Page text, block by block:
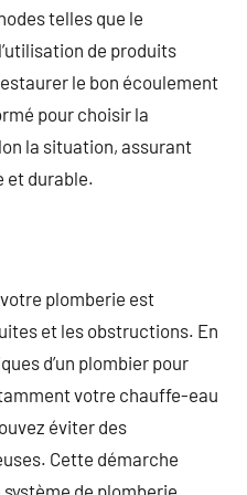
telles que le
de produits
le bon écoulement
pour choisir la
la situation, assurant
et durable.
plomberie est
et les obstructions. En
d’un plombier pour
votre chauffe-eau
éviter des
Cette démarche
de plomberie